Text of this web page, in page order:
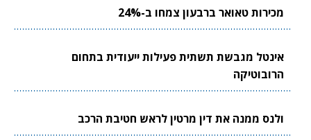
מכירות טאואר ברבעון צמחו ב-24%
אינטל מגבשת תשתית פעילות ייעודית בתחום
הרובוטיקה
ולנס ממנה את דין מרטין לראש חטיבת הרכב